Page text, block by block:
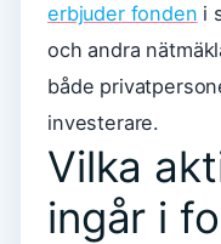
erbjuder fonden i
och andra
både
investerare.
Vilka
ingår i